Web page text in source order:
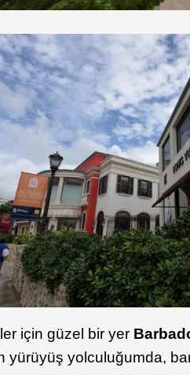
için güzel bir yer
yürüyüş yolculuğumda,